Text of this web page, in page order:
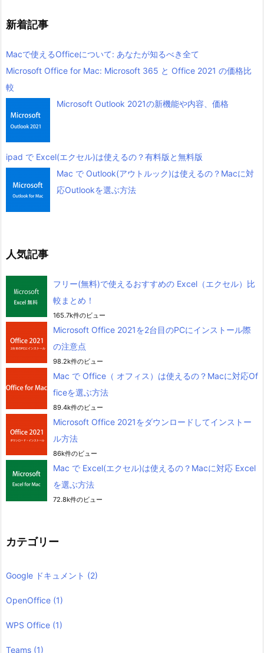
新着記事
Macで使えるOfficeについて: あなたが知るべき全て
Microsoft Office for Mac: Microsoft 365 と Office 2021 の価格比
較
Microsoft Outlook 2021の新機能や内容、価格
ipad で Excel(エクセル)は使えるの？有料版と無料版
Mac で Outlook(アウトルック)は使えるの？Macに対
応Outlookを選ぶ方法
人気記事
フリー(無料)で使えるおすすめの Excel（エクセル）比
較まとめ！
165.7k件のビュー
Microsoft Office 2021を2台目のPCにインストール際
の注意点
98.2k件のビュー
Mac で Office（ オフィス）は使えるの？Macに対応Of
ficeを選ぶ方法
89.4k件のビュー
Microsoft Office 2021をダウンロードしてインストー
ル方法
86k件のビュー
Mac で Excel(エクセル)は使えるの？Macに対応 Excel
を選ぶ方法
72.8k件のビュー
カテゴリー
Google ドキュメント (2)
OpenOffice (1)
WPS Office (1)
Teams (1)